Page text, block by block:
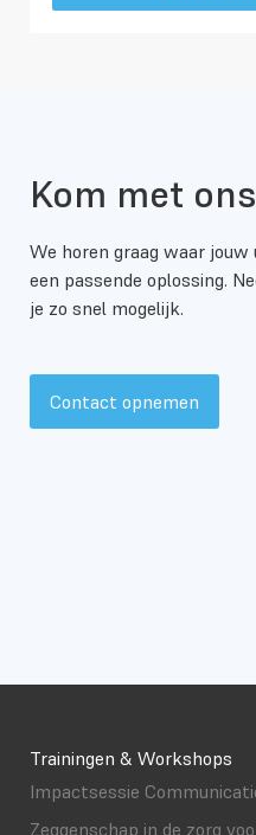
Kom met
We horen graag waar
een passende oplossing.
je zo snel mogelijk.
Contact opnemen
Trainingen & Workshops
Impactsessie
Zeggenschap in de zorg